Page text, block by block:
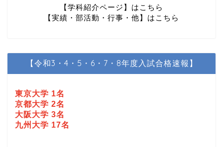
【学科紹介ページ】はこちら
【実績・部活動・行事・他】はこちら
【令和3・4・5・6・7・8年度入試合格速報】
東京大学 1名
京都大学 2名
大阪大学 3名
九州大学 17名